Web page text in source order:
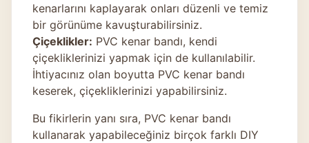
kenarlarını kaplayarak onları düzenli ve temiz
bir görünüme kavuşturabilirsiniz.
Çiçeklikler: PVC kenar bandı, kendi
çiçekliklerinizi yapmak için de kullanılabilir.
İhtiyacınız olan boyutta PVC kenar bandı
keserek, çiçekliklerinizi yapabilirsiniz.
Bu fikirlerin yanı sıra, PVC kenar bandı
kullanarak yapabileceğiniz birçok farklı DIY